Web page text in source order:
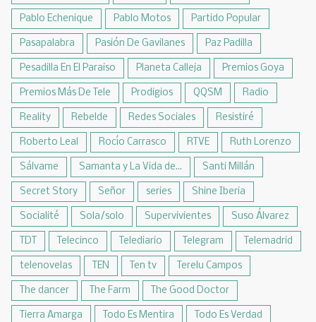
Pablo Echenique Pablo Motos Partido Popular
Pasapalabra Pasión De Gavilanes Paz Padilla
Pesadilla En El Paraiso Planeta Calleja Premios Goya
Premios Más De Tele Prodigios QQSM Radio
Reality Rebelde Redes Sociales Resistiré
Roberto Leal Rocío Carrasco RTVE Ruth Lorenzo
Sálvame Samanta y La Vida de... Santi Millán
Secret Story Señor series Shine Iberia
Socialité Sola/solo Supervivientes Suso Álvarez
TDT Telecinco Telediario Telegram Telemadrid
telenovelas TEN Ten tv Terelu Campos
The dancer The Farm The Good Doctor
Tierra Amarga Todo Es Mentira Todo Es Verdad